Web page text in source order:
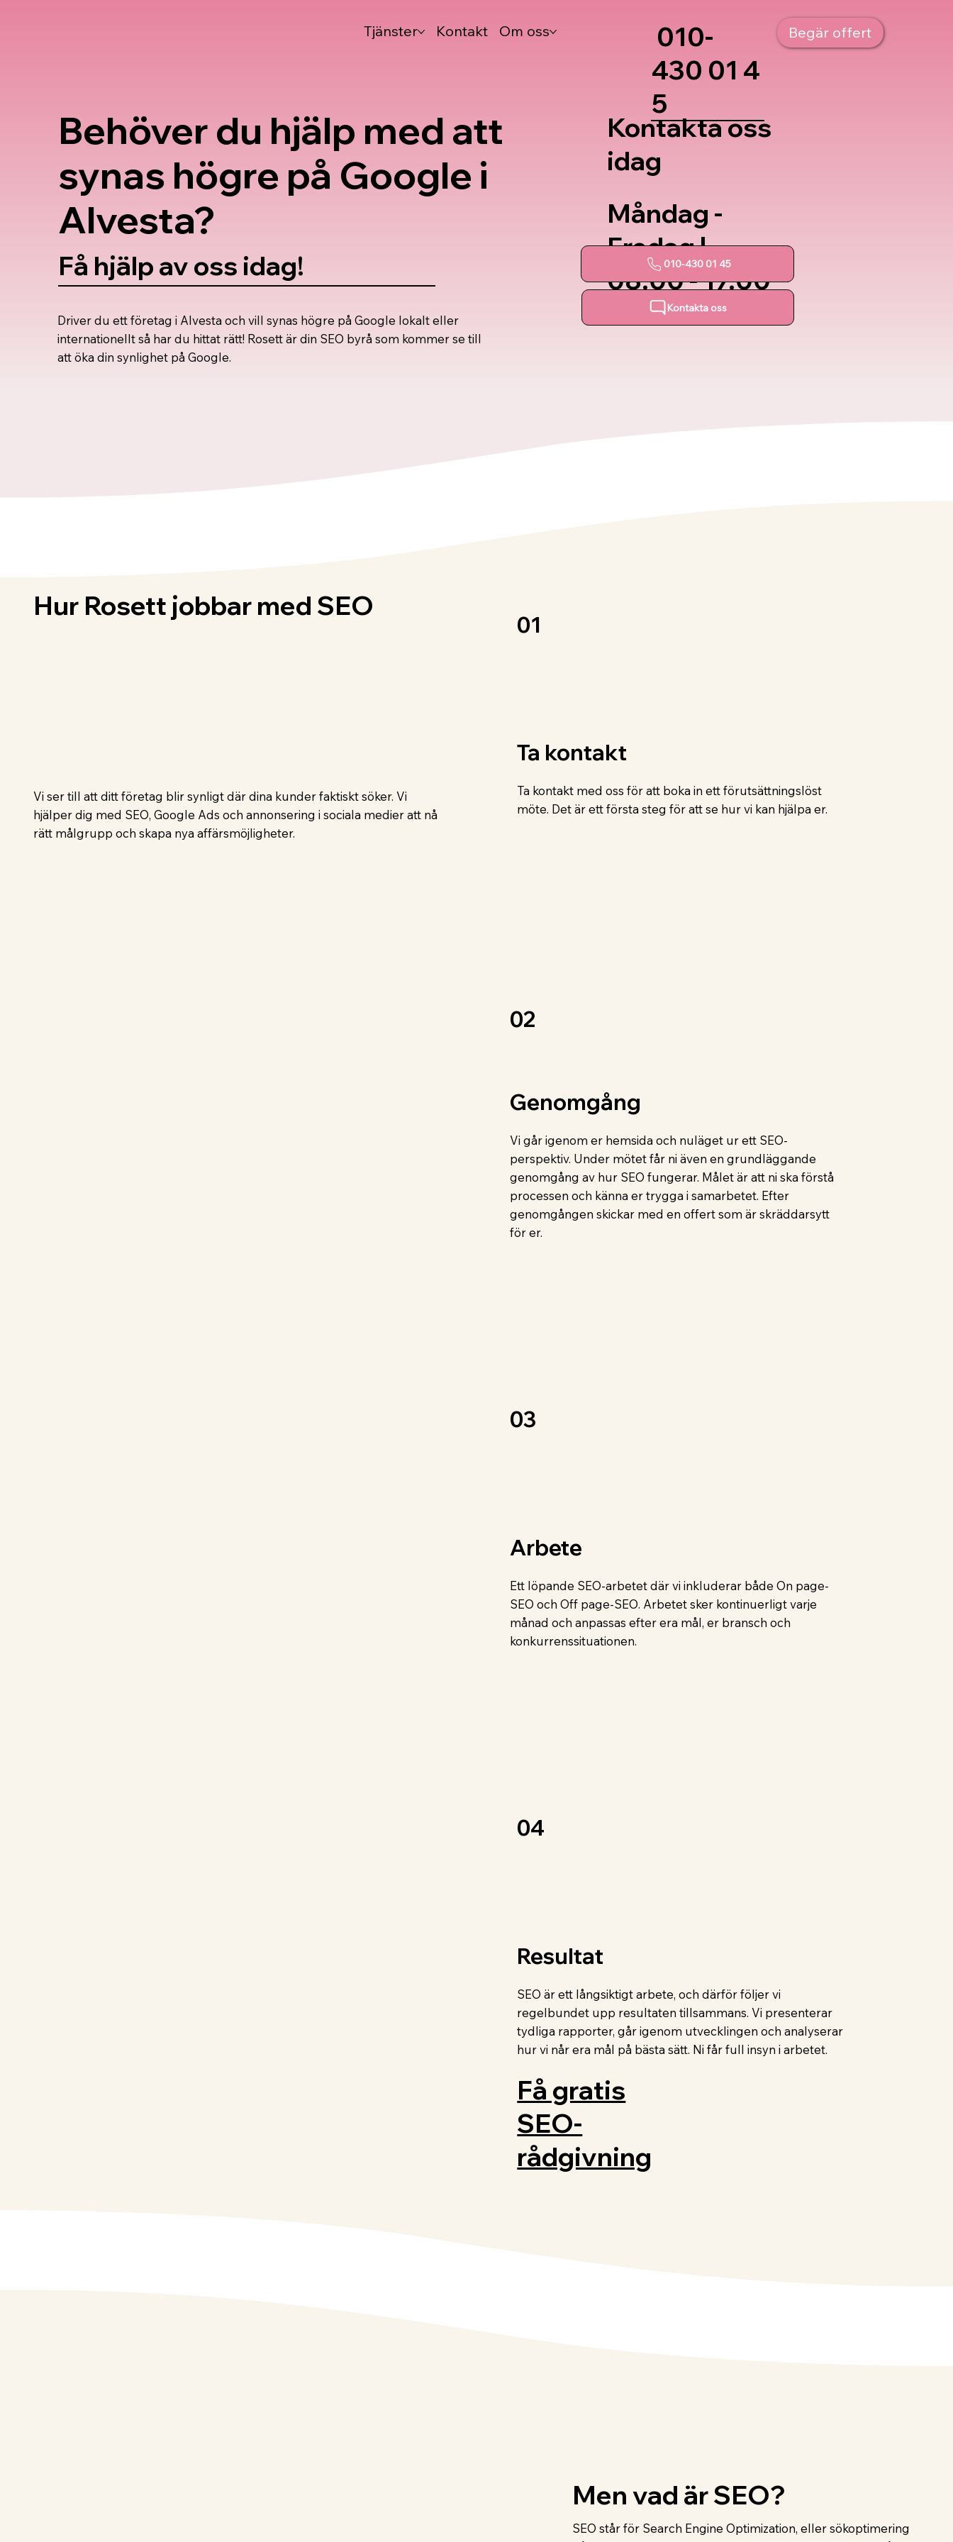
Tjänster Kontakt Om oss
010-
430 01 4
5
Begär offert
Behöver du hjälp med att
synas högre på Google i
Alvesta?
Få hjälp av oss idag!
Driver du ett företag i Alvesta och vill synas högre på Google lokalt eller
internationellt så har du hittat rätt! Rosett är din SEO byrå som kommer se till
att öka din synlighet på Google.
Kontakta oss
idag
Måndag -
Fredag |
08.00 - 17.00
010-430 01 45
Kontakta oss
Hur Rosett jobbar med SEO
Vi ser till att ditt företag blir synligt där dina kunder faktiskt söker. Vi
hjälper dig med SEO, Google Ads och annonsering i sociala medier att nå
rätt målgrupp och skapa nya affärsmöjligheter.
01
Ta kontakt
Ta kontakt med oss för att boka in ett förutsättningslöst
möte. Det är ett första steg för att se hur vi kan hjälpa er.
02
Genomgång
Vi går igenom er hemsida och nuläget ur ett SEO-
perspektiv. Under mötet får ni även en grundläggande
genomgång av hur SEO fungerar. Målet är att ni ska förstå
processen och känna er trygga i samarbetet. Efter
genomgången skickar med en offert som är skräddarsytt
för er.
03
Arbete
Ett löpande SEO-arbetet där vi inkluderar både On page-
SEO och Off page-SEO. Arbetet sker kontinuerligt varje
månad och anpassas efter era mål, er bransch och
konkurrenssituationen.
04
Resultat
SEO är ett långsiktigt arbete, och därför följer vi
regelbundet upp resultaten tillsammans. Vi presenterar
tydliga rapporter, går igenom utvecklingen och analyserar
hur vi når era mål på bästa sätt. Ni får full insyn i arbetet.
Få gratis
SEO-
rådgivning
Men vad är SEO?
SEO står för Search Engine Optimization, eller sökoptimering